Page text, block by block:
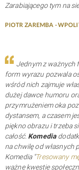
Zarabiającego tym na
PIOTR ZAREMBA -
Jednym z ważnych
form wyrazu pozwala
wśród nich zajmuje
dużej dawce humoru
przymrużeniem oka
dystansem, a czasem
piękno obrazu i trzeba
całość. Komedia
na chwilę od własnych
Komedia "Tresowany
ważne kwestie